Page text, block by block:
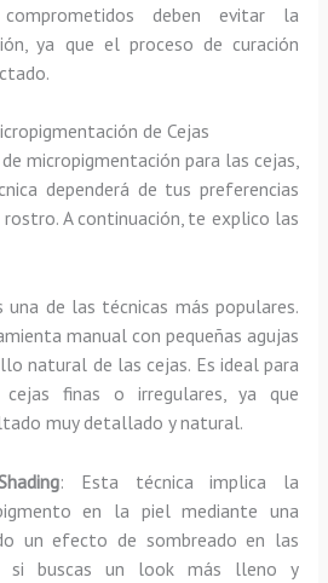
comprometidos deben evitar la
ya que el proceso de curación
de Cejas
micropigmentación para las cejas,
dependerá de tus preferencias
A continuación, te explico las
una de las técnicas más populares.
manual con pequeñas agujas
natural de las cejas. Es ideal para
cejas finas o irregulares, ya que
muy detallado y natural.
: Esta técnica implica la
en la piel mediante una
un efecto de sombreado en las
si buscas un look más lleno y